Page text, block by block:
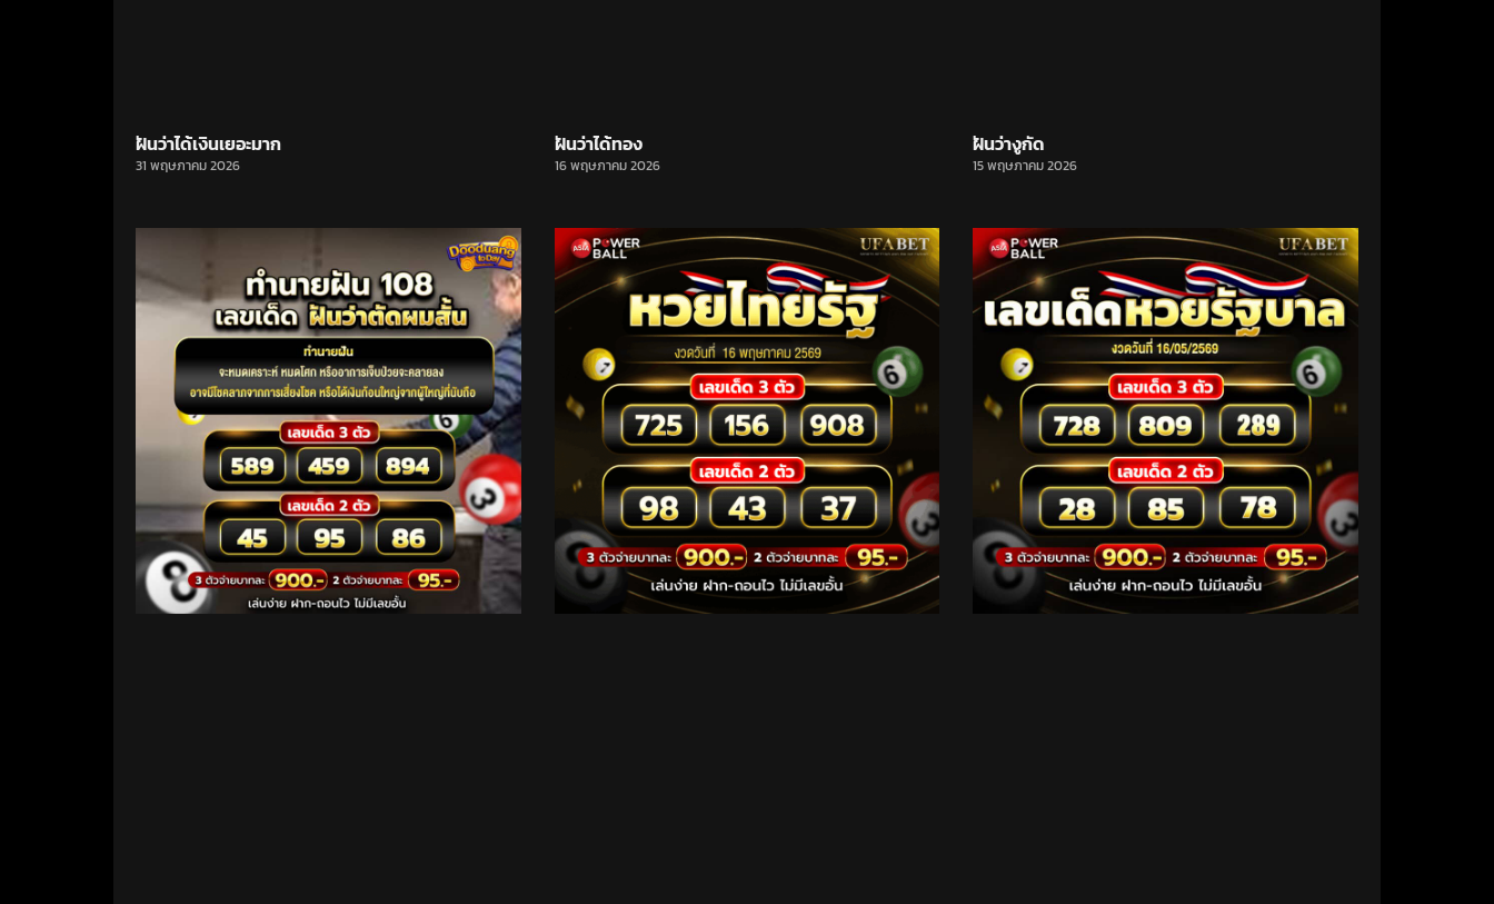
ฝันว่าได้เงินเยอะมาก
31 พฤษภาคม 2026
ฝันว่าได้ทอง
16 พฤษภาคม 2026
ฝันว่างูกัด
15 พฤษภาคม 2026